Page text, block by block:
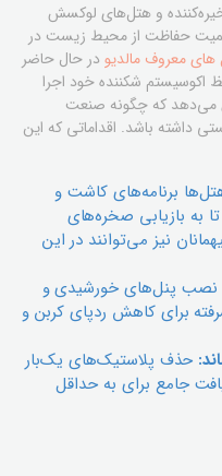
خیره‌کننده و هتل‌های لوکسش
حفاظت از محیط زیست در
معروف مالدیو در حال حاضر
اکوسیستم شکننده خود اجرا
می‌دهد که چگونه صنعت
داشته باشد. اقداماتی که این
برنامه‌های کاشت و
به بازیابی صخره‌های
نیز می‌توانند در این
نصب پنل‌های خورشیدی و
برای کاهش ردپای کربن و
حذف پلاستیک‌های یک‌بار
جامع برای به حداقل